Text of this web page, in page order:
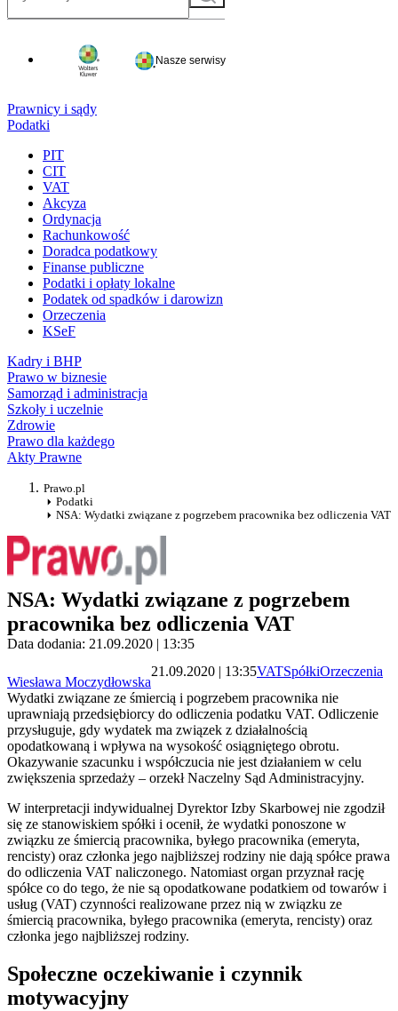
Nasze serwisy
Prawnicy i sądy
Podatki
PIT
CIT
VAT
Akcyza
Ordynacja
Rachunkowość
Doradca podatkowy
Finanse publiczne
Podatki i opłaty lokalne
Podatek od spadków i darowizn
Orzeczenia
KSeF
Kadry i BHP
Prawo w biznesie
Samorząd i administracja
Szkoły i uczelnie
Zdrowie
Prawo dla każdego
Akty Prawne
Prawo.pl
Podatki
NSA: Wydatki związane z pogrzebem pracownika bez odliczenia VAT
NSA: Wydatki związane z pogrzebem
pracownika bez odliczenia VAT
Data dodania: 21.09.2020 | 13:35
Wiesława Moczydłowska
21.09.2020 | 13:35VATSpółkiOrzeczenia
Wydatki związane ze śmiercią i pogrzebem pracownika nie
uprawniają przedsiębiorcy do odliczenia podatku VAT. Odliczenie
przysługuje, gdy wydatek ma związek z działalnością
opodatkowaną i wpływa na wysokość osiągniętego obrotu.
Okazywanie szacunku i współczucia nie jest działaniem w celu
zwiększenia sprzedaży – orzekł Naczelny Sąd Administracyjny.
W interpretacji indywidualnej Dyrektor Izby Skarbowej nie zgodził
się ze stanowiskiem spółki i ocenił, że wydatki ponoszone w
związku ze śmiercią pracownika, byłego pracownika (emeryta,
rencisty) oraz członka jego najbliższej rodziny nie dają spółce prawa
do odliczenia VAT naliczonego. Natomiast organ przyznał rację
spółce co do tego, że nie są opodatkowane podatkiem od towarów i
usług (VAT) czynności realizowane przez nią w związku ze
śmiercią pracownika, byłego pracownika (emeryta, rencisty) oraz
członka jego najbliższej rodziny.
Społeczne oczekiwanie i czynnik
motywacyjny